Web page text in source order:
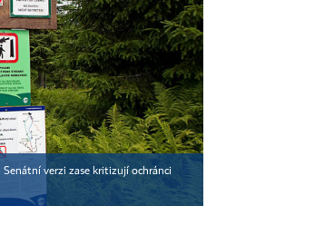
verzi zase kritizují ochránci